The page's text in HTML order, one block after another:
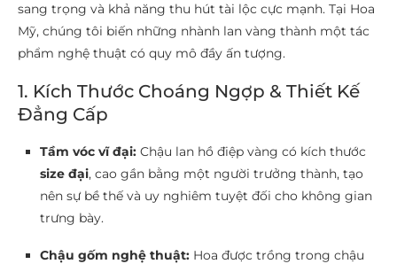
sang trọng và khả năng thu hút tài lộc cực mạnh. Tại Hoa
Mỹ, chúng tôi biến những nhành lan vàng thành một tác
phẩm nghệ thuật có quy mô đầy ấn tượng.
1. Kích Thước Choáng Ngợp & Thiết Kế
Đẳng Cấp
Tầm vóc vĩ đại: Chậu lan hồ điệp vàng có kích thước
size đại, cao gần bằng một người trưởng thành, tạo
nên sự bề thế và uy nghiêm tuyệt đối cho không gian
trưng bày.
Chậu gốm nghệ thuật: Hoa được trồng trong chậu